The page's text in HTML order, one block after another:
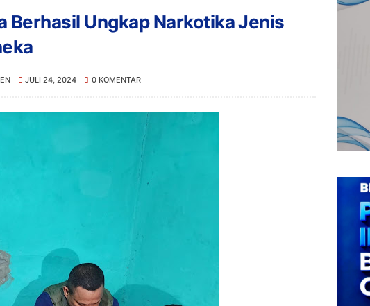
Berhasil Ungkap Narkotika Jenis
JULI 24, 2024 0 KOMENTAR